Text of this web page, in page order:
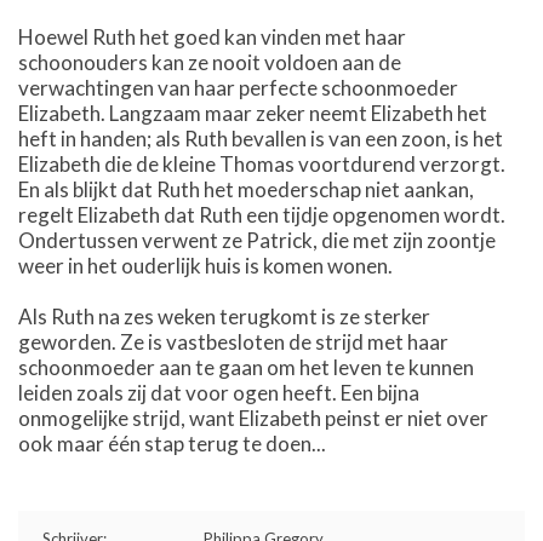
Hoewel Ruth het goed kan vinden met haar
schoonouders kan ze nooit voldoen aan de
verwachtingen van haar perfecte schoonmoeder
Elizabeth. Langzaam maar zeker neemt Elizabeth het
heft in handen; als Ruth bevallen is van een zoon, is het
Elizabeth die de kleine Thomas voortdurend verzorgt.
En als blijkt dat Ruth het moederschap niet aankan,
regelt Elizabeth dat Ruth een tijdje opgenomen wordt.
Ondertussen verwent ze Patrick, die met zijn zoontje
weer in het ouderlijk huis is komen wonen.
Als Ruth na zes weken terugkomt is ze sterker
geworden. Ze is vastbesloten de strijd met haar
schoonmoeder aan te gaan om het leven te kunnen
leiden zoals zij dat voor ogen heeft. Een bijna
onmogelijke strijd, want Elizabeth peinst er niet over
ook maar één stap terug te doen...